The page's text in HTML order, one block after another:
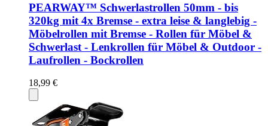
PEARWAY™ Schwerlastrollen 50mm - bis
320kg mit 4x Bremse - extra leise & langlebig -
Möbelrollen mit Bremse - Rollen für Möbel &
Schwerlast - Lenkrollen für Möbel & Outdoor -
Laufrollen - Bockrollen
18,99 €